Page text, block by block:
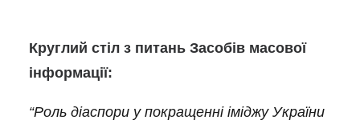
Круглий стіл з питань Засобів масової
інформації:
“Роль діаспори у покращенні іміджу України